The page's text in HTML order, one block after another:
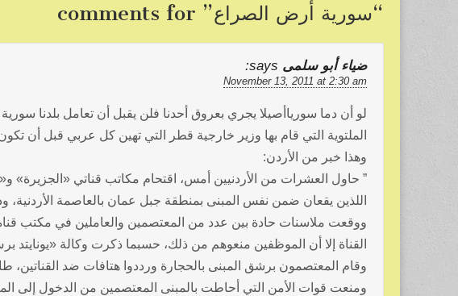
o
k
“سورية أرض الصراع” comments for
ضياء أبو سلمى says:
November 13, 2011 at 2:30 am
لو أن دما سورياأصيلا يجري بعروق أحدنا فلن يقبل أن تعامل بلدنا
الملتوية التي قام بها وزير خارجية قطر التي تهين كل عربي قبل أن
وهذا خبر من الأردن:
” حاول العشرات من الأردنيين أمس، اقتحام مكاتب قناتي «الجزيرة»
اللذين يقعان ضمن نفس المبنى بمنطقة جبل عمان بالعاصمة
ووقعت ملاسنات حادة بين عدد من المعتصمين والعاملين في مكتب
القناة إلا أن الموظفين منعوهم من ذلك، حسبما ذكرت وكالة «يونايتد
وقام المعتصمون برشق المبنى بالحجارة ورددوا هتافات ضد القناتين،
ومنعت قوات الأمن التي أحاطت بالمبنى المعتصمين من الدخول إلى